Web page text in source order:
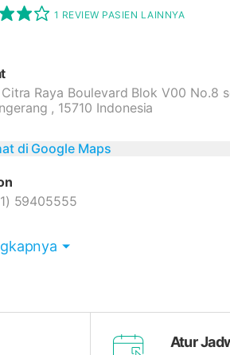
1 REVIEW PASIEN LAINNYA
Raya Boulevard Blok V00 No.8
, 15710 Indonesia
di Google Maps
59405555
Atur